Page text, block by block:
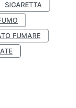
SIGARETTA
FUMARE